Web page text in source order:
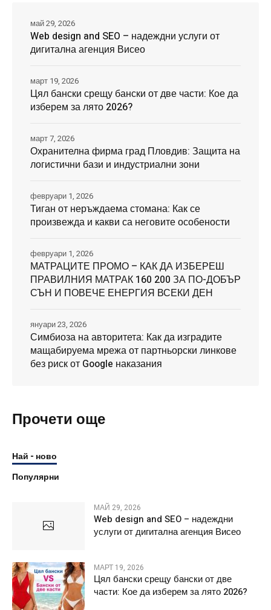
Web design and SEO – надеждни услуги от
дигитална агенция Висео
май 29, 2026
Цял бански срещу бански от две части: Кое да
изберем за лято 2026?
март 19, 2026
Охранителна фирма град Пловдив: Защита на
логистични бази и индустриални зони
март 7, 2026
Тиган от неръждаема стомана: Как се
произвежда и какви са неговите особености
февруари 1, 2026
МАТРАЦИТЕ ПРОМО – КАК ДА ИЗБЕРЕШ
ПРАВИЛНИЯ МАТРАК 160 200 ЗА ПО-ДОБЪР
СЪН И ПОВЕЧЕ ЕНЕРГИЯ ВСЕКИ ДЕН
февруари 1, 2026
Симбиоза на авторитета: Как да изградите
мащабируема мрежа от партньорски линкове
без риск от Google наказания
януари 23, 2026
Прочети още
Най - ново
Популярни
МАЙ 29, 2026
Web design and SEO – надеждни
услуги от дигитална агенция Висео
МАРТ 19, 2026
Цял бански срещу бански от две
части: Кое да изберем за лято 2026?